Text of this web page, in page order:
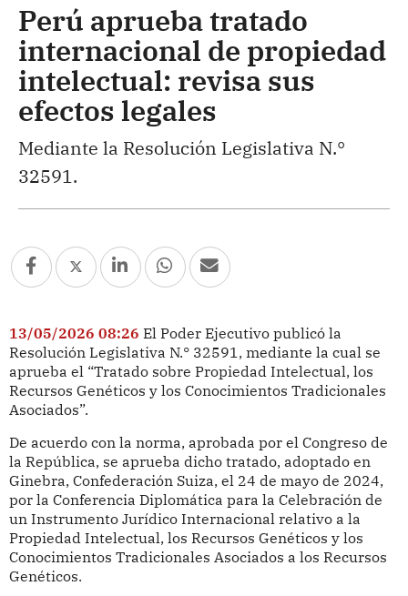
Perú aprueba tratado
internacional de propiedad
intelectual: revisa sus
efectos legales
Mediante la Resolución Legislativa N.°
32591.
13/05/2026 08:26 El Poder Ejecutivo publicó la
Resolución Legislativa N.° 32591, mediante la cual se
aprueba el “Tratado sobre Propiedad Intelectual, los
Recursos Genéticos y los Conocimientos Tradicionales
Asociados”.
De acuerdo con la norma, aprobada por el Congreso de
la República, se aprueba dicho tratado, adoptado en
Ginebra, Confederación Suiza, el 24 de mayo de 2024,
por la Conferencia Diplomática para la Celebración de
un Instrumento Jurídico Internacional relativo a la
Propiedad Intelectual, los Recursos Genéticos y los
Conocimientos Tradicionales Asociados a los Recursos
Genéticos.